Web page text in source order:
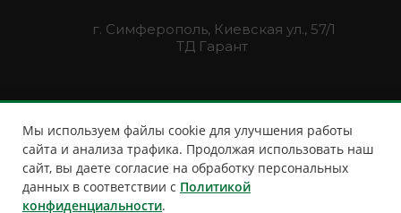
г. Симферополь, Киевская ул., 57/1
ТД Гарант
Мы используем файлы cookie для улучшения работы
сайта и анализа трафика. Продолжая использовать наш
сайт, вы даете согласие на обработку персональных
данных в соответствии с Политикой
конфиденциальности.